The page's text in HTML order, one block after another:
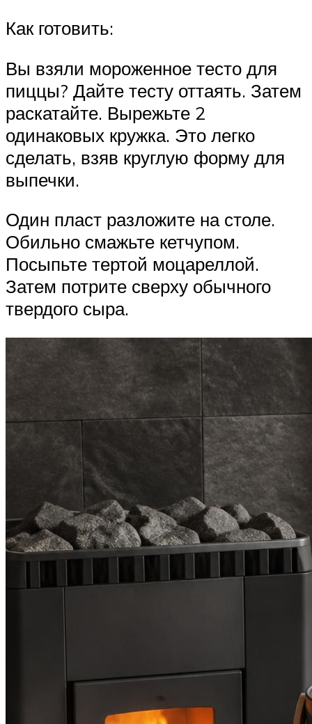
Как готовить:
Вы взяли мороженное тесто для
пиццы? Дайте тесту оттаять. Затем
раскатайте. Вырежьте 2
одинаковых кружка. Это легко
сделать, взяв круглую форму для
выпечки.
Один пласт разложите на столе.
Обильно смажьте кетчупом.
Посыпьте тертой моцареллой.
Затем потрите сверху обычного
твердого сыра.